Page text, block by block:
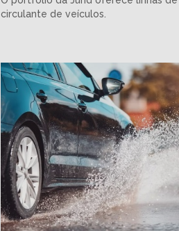
circulante de veículos.